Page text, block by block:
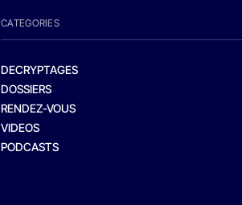
CATEGORIES
DECRYPTAGES
DOSSIERS
RENDEZ-VOUS
VIDEOS
PODCASTS